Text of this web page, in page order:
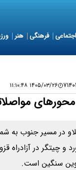
اجتماعی فرهنگی هنر
۱۴۰۵/۰۳/۲۶ ۱۱:۱۰:۴۸
در مسیر جنوب به
چیتگر در آزادراه
سنگین است.